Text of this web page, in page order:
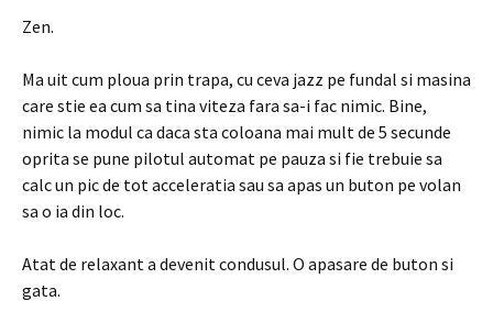
Zen.
Ma uit cum ploua prin trapa, cu ceva jazz pe fundal si masina
care stie ea cum sa tina viteza fara sa-i fac nimic. Bine,
nimic la modul ca daca sta coloana mai mult de 5 secunde
oprita se pune pilotul automat pe pauza si fie trebuie sa
calc un pic de tot acceleratia sau sa apas un buton pe volan
sa o ia din loc.
Atat de relaxant a devenit condusul. O apasare de buton si
gata.